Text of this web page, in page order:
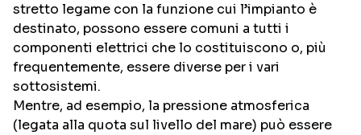
stretto legame con la funzione cui l’impianto è
destinato, possono essere comuni a tutti i
componenti elettrici che lo costituiscono o, più
frequentemente, essere diverse per i vari
sottosistemi.
Mentre, ad esempio, la pressione atmosferica
(legata alla quota sul livello del mare) può essere